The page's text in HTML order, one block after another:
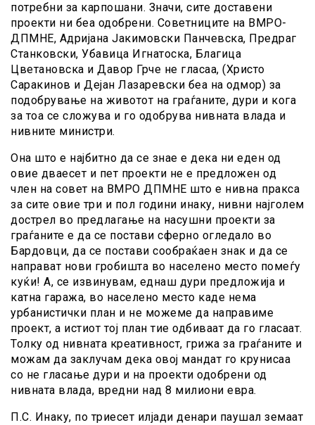
потребни за карпошани. Значи, сите доставени
проекти ни беа одобрени. Советниците на ВМРО-
ДПМНЕ, Адријана Јакимовски Панчевска, Предраг
Станковски, Убавица Игнатоска, Благица
Цветановска и Давор Грче не гласаа, (Христо
Саракинов и Дејан Лазаревски беа на одмор) за
подобрување на животот на граѓаните, дури и кога
за тоа се сложува и го одобрува нивната влада и
нивните министри.
Она што е најбитно да се знае е дека ни еден од
овие дваесет и пет проекти не е предложен од
член на совет на ВМРО ДПМНЕ што е нивна пракса
за сите овие три и пол години инаку, нивни најголем
дострел во предлагање на насушни проекти за
граѓаните е да се постави сферно огледало во
Бардовци, да се постави сообраќаен знак и да се
направат нови гробишта во населено место помеѓу
куќи! А, се извинувам, еднаш дури предложија и
катна гаража, во населено место каде нема
урбанистички план и не можеме да направиме
проект, а истиот тој план тие одбиваат да го гласаат.
Толку од нивната креативност, грижа за граѓаните и
можам да заклучам дека овој мандат го крунисаа
со не гласање дури и на проекти одобрени од
нивната влада, вредни над 8 милиони евра.
П.С. Инаку, по триесет илјади денари паушал земаат